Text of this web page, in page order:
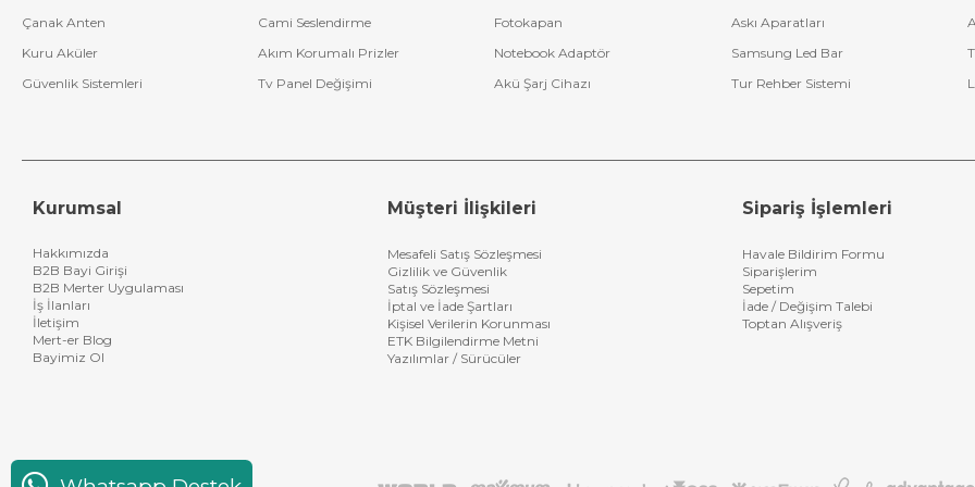
Çanak Anten
Cami Seslendirme Fotokapan Askı Aparatları
Kuru Aküler
Akım Korumalı Prizler Notebook Adaptör Samsung Led Bar
Güvenlik Sistemleri
Tv Panel Değişimi Akü Şarj Cihazı Tur Rehber Sistemi
Kurumsal
Hakkımızda
B2B Bayi Girişi
B2B Merter Uygulaması
İş İlanları
İletişim
Mert-er Blog
Bayimiz Ol
Müşteri İlişkileri
Mesafeli Satış Sözleşmesi
Gizlilik ve Güvenlik
Satış Sözleşmesi
İptal ve İade Şartları
Kişisel Verilerin Korunması
ETK Bilgilendirme Metni
Yazılımlar / Sürücüler
Sipariş İşlemleri
Havale Bildirim Formu
Siparişlerim
Sepetim
İade / Değişim Talebi
Toptan Alışveriş